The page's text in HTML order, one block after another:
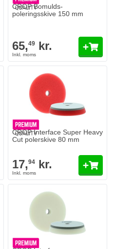
CROP Bomulds-
poleringsskive 150 mm
65,49 kr.
CROP Interface Super Heavy
Cut polerskive 80 mm
17,94 kr.